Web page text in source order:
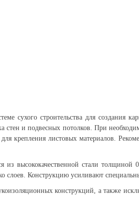
сухого строительства для создания
и подвесных потолков. При
крепления листовых материалов.
высококачественной стали толщиной
Конструкцию усиливают
конструкций, а также